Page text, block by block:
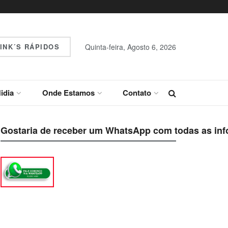
RÁPIDOS Quinta-feira, Agosto 6, 2026
Onde Estamos Contato
Gostaria de receber um WhatsApp com todas as